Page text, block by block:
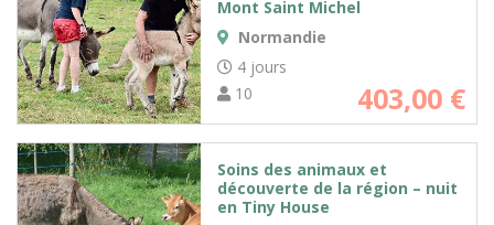
Mont Saint Michel
Normandie
4 jours
10
403,00 €
Soins des animaux et
découverte de la région – nuit
en Tiny House